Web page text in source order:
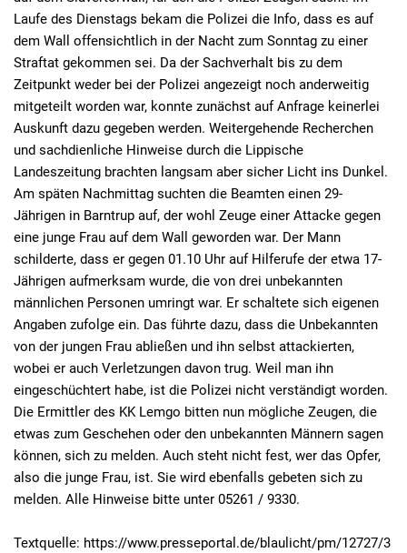
Laufe des Dienstags bekam die Polizei die Info, dass es auf
dem Wall offensichtlich in der Nacht zum Sonntag zu einer
Straftat gekommen sei. Da der Sachverhalt bis zu dem
Zeitpunkt weder bei der Polizei angezeigt noch anderweitig
mitgeteilt worden war, konnte zunächst auf Anfrage keinerlei
Auskunft dazu gegeben werden. Weitergehende Recherchen
und sachdienliche Hinweise durch die Lippische
Landeszeitung brachten langsam aber sicher Licht ins Dunkel.
Am späten Nachmittag suchten die Beamten einen 29-
Jährigen in Barntrup auf, der wohl Zeuge einer Attacke gegen
eine junge Frau auf dem Wall geworden war. Der Mann
schilderte, dass er gegen 01.10 Uhr auf Hilferufe der etwa 17-
Jährigen aufmerksam wurde, die von drei unbekannten
männlichen Personen umringt war. Er schaltete sich eigenen
Angaben zufolge ein. Das führte dazu, dass die Unbekannten
von der jungen Frau abließen und ihn selbst attackierten,
wobei er auch Verletzungen davon trug. Weil man ihn
eingeschüchtert habe, ist die Polizei nicht verständigt worden.
Die Ermittler des KK Lemgo bitten nun mögliche Zeugen, die
etwas zum Geschehen oder den unbekannten Männern sagen
können, sich zu melden. Auch steht nicht fest, wer das Opfer,
also die junge Frau, ist. Sie wird ebenfalls gebeten sich zu
melden. Alle Hinweise bitte unter 05261 / 9330.
Textquelle: https://www.presseportal.de/blaulicht/pm/12727/3